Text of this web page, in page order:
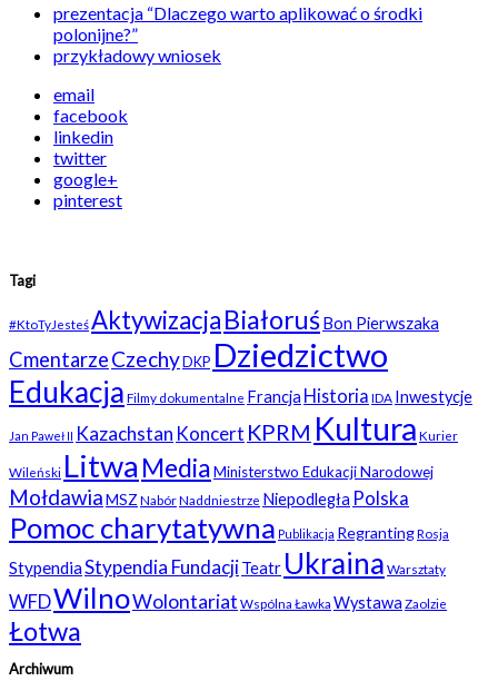
prezentacja “Dlaczego warto aplikować o środki
polonijne?”
przykładowy wniosek
email
facebook
linkedin
twitter
google+
pinterest
Tagi
#KtoTyJesteśAktywizacjaBiałoruśBon Pierwszaka
CmentarzeCzechyDKP Dziedzictwo
Edukacja Filmy dokumentalne Francja Historia IDA Inwestycje
Jan Paweł II Kazachstan Koncert KPRM Kultura Kurier
Wileński Litwa MediaMinisterstwo Edukacji Narodowej
MołdawiaMSZ NabórNaddniestrze Niepodległa Polska
Pomoc charytatywna Publikacja RegrantingRosja
StypendiaStypendia FundacjiTeatr Ukraina Warsztaty
WFDWilnoWolontariat Wspólna Ławka Wystawa Zaolzie
Łotwa
Archiwum